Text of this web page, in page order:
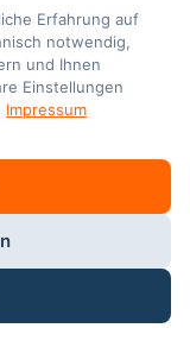
"P
km
Erfahrung auf
notwendig,
und Ihnen
Einstellungen
Impressum